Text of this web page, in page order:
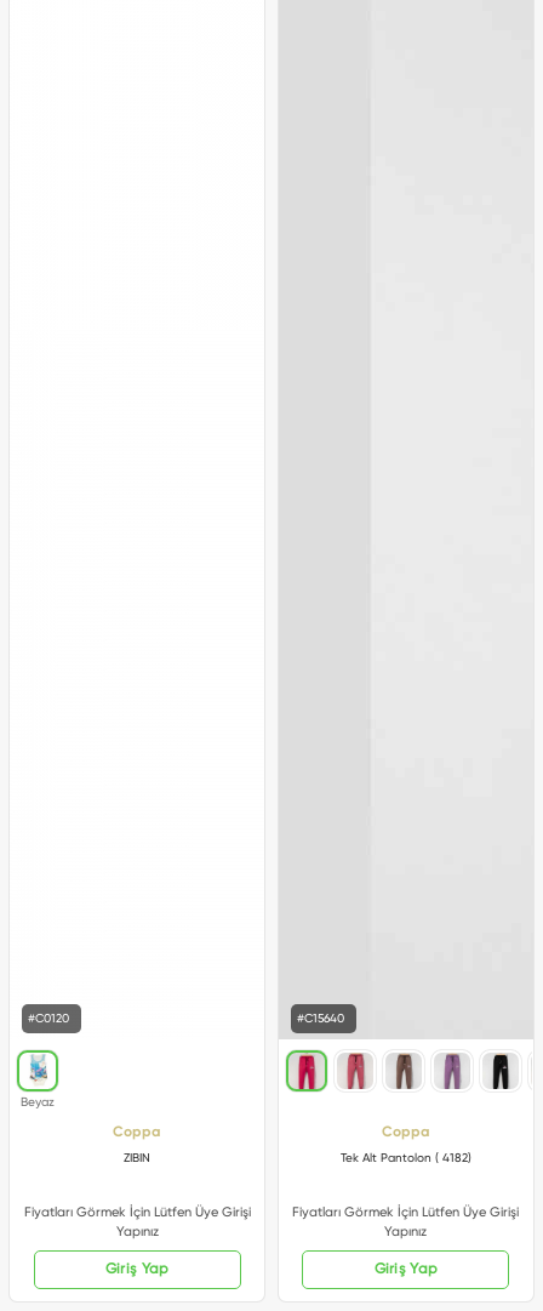
#C0120
Coppa
ZIBIN
Fiyatları Görmek İçin Lütfen Üye Girişi
Yapınız
Giriş Yap
#C15640
Coppa
Tek Alt Pantolon ( 4182)
Fiyatları Görmek İçin Lütfen Üye Girişi
Yapınız
Giriş Yap